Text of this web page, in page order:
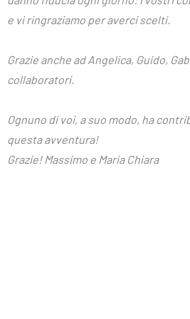
e vi ringraziamo per averci scelti.
Grazie anche ad Angelica, Guido,
collaboratori.
Ognuno di voi, a suo modo, ha
questa avventura!
Grazie! Massimo e Maria Chiara